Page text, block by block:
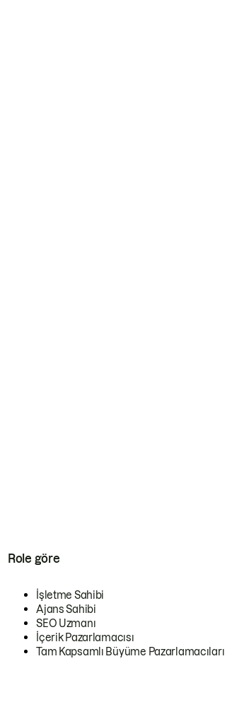
Role göre
İşletme Sahibi
Ajans Sahibi
SEO Uzmanı
İçerik Pazarlamacısı
Tam Kapsamlı Büyüme Pazarlamacıları